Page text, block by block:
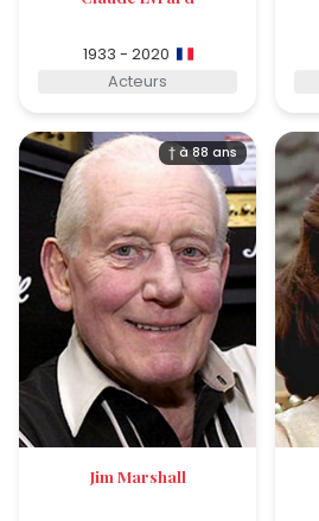
1933 - 2020
Acteurs
† à 88 ans
Jim Marshall